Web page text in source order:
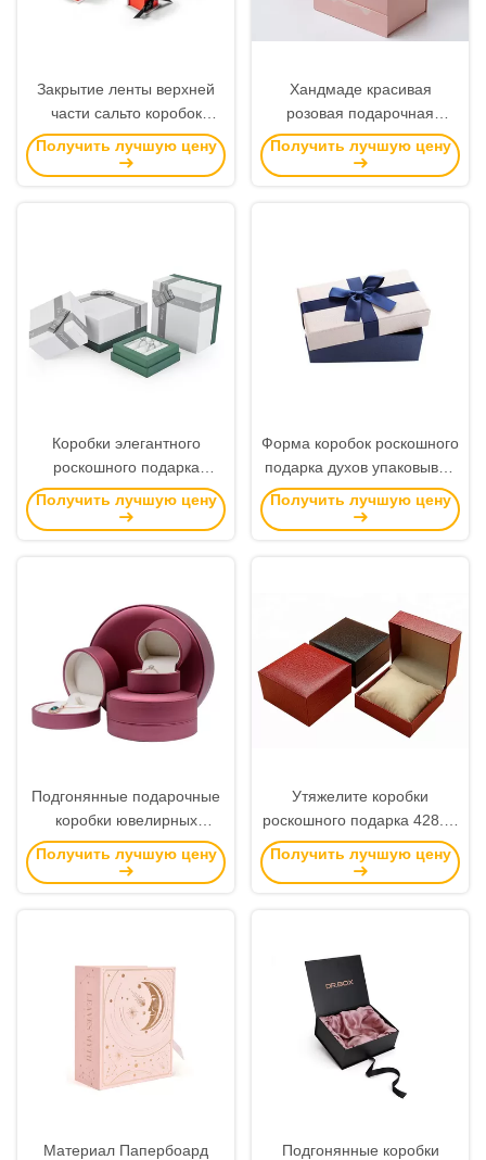
Закрытие ленты верхней
части сальто коробок
роскошного подарка
толщины 2мм упаковывая
Получить лучшую цену
Хандмаде красивая
розовая подарочная
коробка, магнитное
Ресиклабле бумажной
Получить лучшую цену
Коробки элегантного
роскошного подарка
упаковывая/таможня
напечатали материал
Получить лучшую цену
Форма коробок роскошного
подарка духов упаковывая
Ресиклабле бумажная
материальная
Получить лучшую цену
Подгонянные подарочные
коробки ювелирных
изделий размера, круглый
цвет Вайроус шкатулки для
Получить лучшую цену
Утяжелите коробки
роскошного подарка 428.6г
упаковывая для ожерелья/
кольца/серьги
Получить лучшую цену
Материал Папербоард
Подгонянные коробки